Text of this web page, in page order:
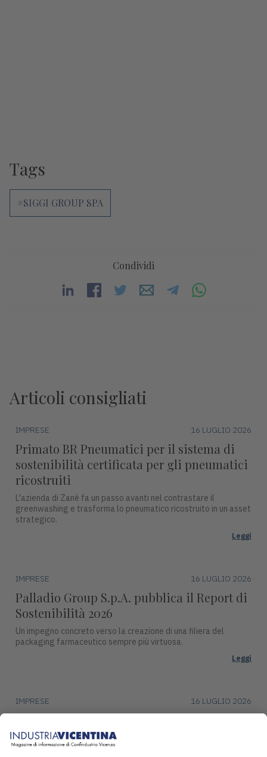
Tags
#SIGGI GROUP SPA
Condividi
Articoli consigliati
IMPRESE 16 LUGLIO 2026
Primato BR Pneumatici per il sistema di
sostenibilità certificata per gli pneumatici
ricostruiti
L'azienda di Zanè fa un passo avanti nel contrastare il
greenwashing e trasforma lo pneumatico ricostruito in un asset
strategico.
Leggi
IMPRESE 16 LUGLIO 2026
Palladio Group S.p.A. pubblica il Report di
Sostenibilità 2026
Un impegno concreto verso la creazione di una filiera del
packaging farmaceutico sempre più virtuosa.
Leggi
IMPRESE 16 LUGLIO 2026
dentistico del futuro